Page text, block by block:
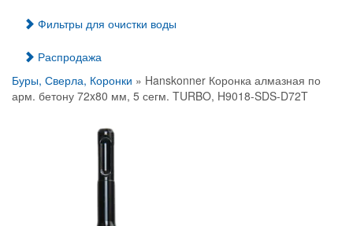
Фильтры для очистки воды
Распродажа
Буры, Сверла, Коронки » Hanskonner Коронка алмазная по
арм. бетону 72x80 мм, 5 сегм. TURBO, H9018-SDS-D72T